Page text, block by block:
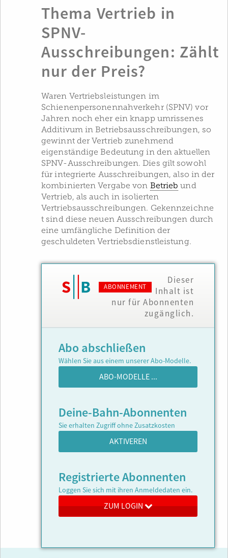
Thema Vertrieb in
SPNV-
Ausschreibungen: Zählt
nur der Preis?
Waren Vertriebsleistungen im
Schienenpersonennahverkehr (SPNV) vor
Jahren noch eher ein knapp umrissenes
Additivum in Betriebsausschreibungen, so
gewinnt der Vertrieb zunehmend
eigenständige Bedeutung in den aktuellen
SPNV-Ausschreibungen. Dies gilt sowohl
für integrierte Ausschreibungen, also in der
kombinierten Vergabe von Betrieb und
Vertrieb, als auch in isolierten
Vertriebsausschreibungen. Gekennzeichne
t sind diese neuen Ausschreibungen durch
eine umfängliche Definition der
geschuldeten Vertriebsdienstleistung.
ABONNEMENT
Dieser
Inhalt ist
nur für Abonnenten
zugänglich.
Abo abschließen
Wählen Sie aus einem unserer Abo-Modelle.
ABO-MODELLE ...
Deine-Bahn-Abonnenten
Sie erhalten Zugriff ohne Zusatzkosten
AKTIVEREN
Registrierte Abonnenten
Loggen Sie sich mit ihren Anmeldedaten ein.
ZUM LOGIN